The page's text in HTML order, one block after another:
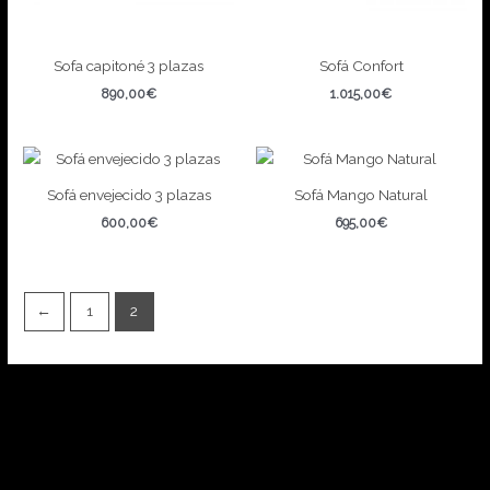
Sofa capitoné 3 plazas
890,00€
Sofá Confort
1.015,00€
Sofá envejecido 3 plazas
600,00€
Sofá Mango Natural
695,00€
← 1 2